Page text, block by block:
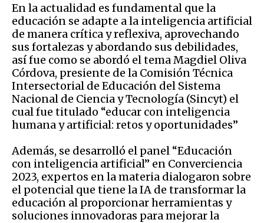
En la actualidad es fundamental que la
educación se adapte a la inteligencia artificial
de manera crítica y reflexiva, aprovechando
sus fortalezas y abordando sus debilidades,
así fue como se abordó el tema Magdiel Oliva
Córdova, presiente de la Comisión Técnica
Intersectorial de Educación del Sistema
Nacional de Ciencia y Tecnología (Sincyt) el
cual fue titulado “educar con inteligencia
humana y artificial: retos y oportunidades”
Además, se desarrolló el panel “Educación
con inteligencia artificial” en Converciencia
2023, expertos en la materia dialogaron sobre
el potencial que tiene la IA de transformar la
educación al proporcionar herramientas y
soluciones innovadoras para mejorar la